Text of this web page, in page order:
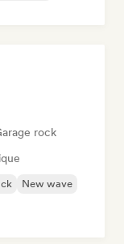
rock
New wave